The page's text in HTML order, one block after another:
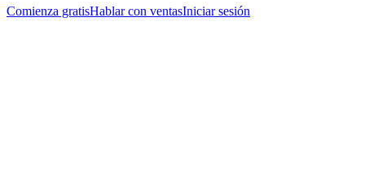
Comienza gratisHablar con ventasIniciar sesión